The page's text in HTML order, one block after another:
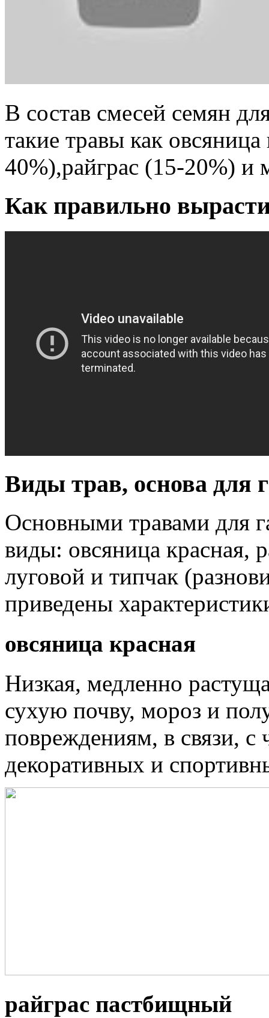
В состав смесей семян
такие травы как
40%),райграс (15-20%) и
Как правильно
Виды трав, основа для
Основными травами для
виды: овсяница красная,
луговой и типчак
приведены
овсяница красная
Низкая, медленно
сухую почву, мороз и
повреждениям, в связи, с
декоративных и
райграс пастбищный